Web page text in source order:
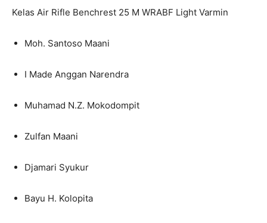
Kelas Air Rifle Benchrest 25 M WRABF Light Varmin
Moh. Santoso Maani
I Made Anggan Narendra
Muhamad N.Z. Mokodompit
Zulfan Maani
Djamari Syukur
Bayu H. Kolopita